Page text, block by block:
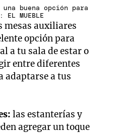
una buena opción para
MUEBLE
mesas auxiliares
opción para
a tu sala de estar o
entre diferentes
adaptarse a tus
las estanterías y
agregar un toque